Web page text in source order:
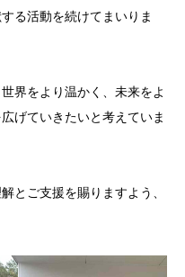
る活動を続けてまいりま
界をより温かく、未来をよ
げていきたいと考えていま
とご支援を賜りますよう、